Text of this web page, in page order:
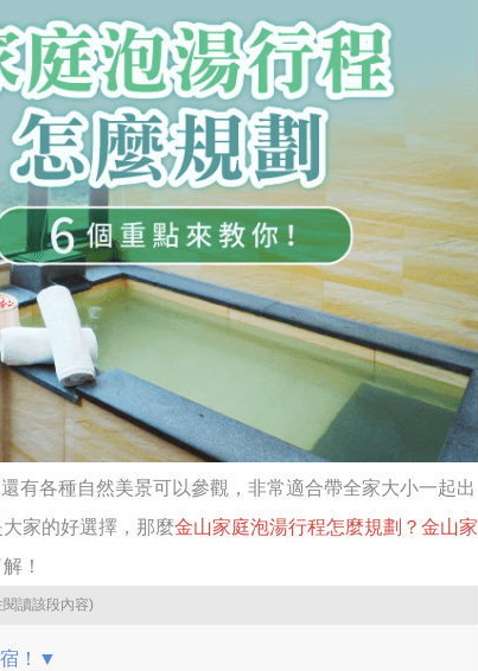
有各種自然美景可以參觀，非常適合帶全家大小一起出
家的好選擇，那麼金山家庭泡湯行程怎麼規劃？金山家
！
讀該段內容)
宿！▼